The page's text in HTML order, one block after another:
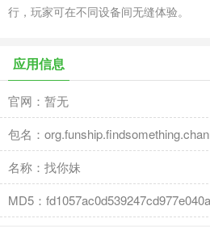
行，玩家可在不同设备间无缝体验。
应用信息
官网：暂无
包名：
名称：找你妹
MD5：